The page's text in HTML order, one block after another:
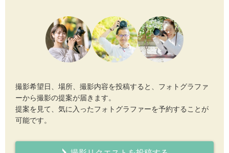
撮影希望日、場所、撮影内容を投稿すると、フォトグラファ
ーから撮影の提案が届きます。
提案を見て、気に入ったフォトグラファーを予約することが
可能です。